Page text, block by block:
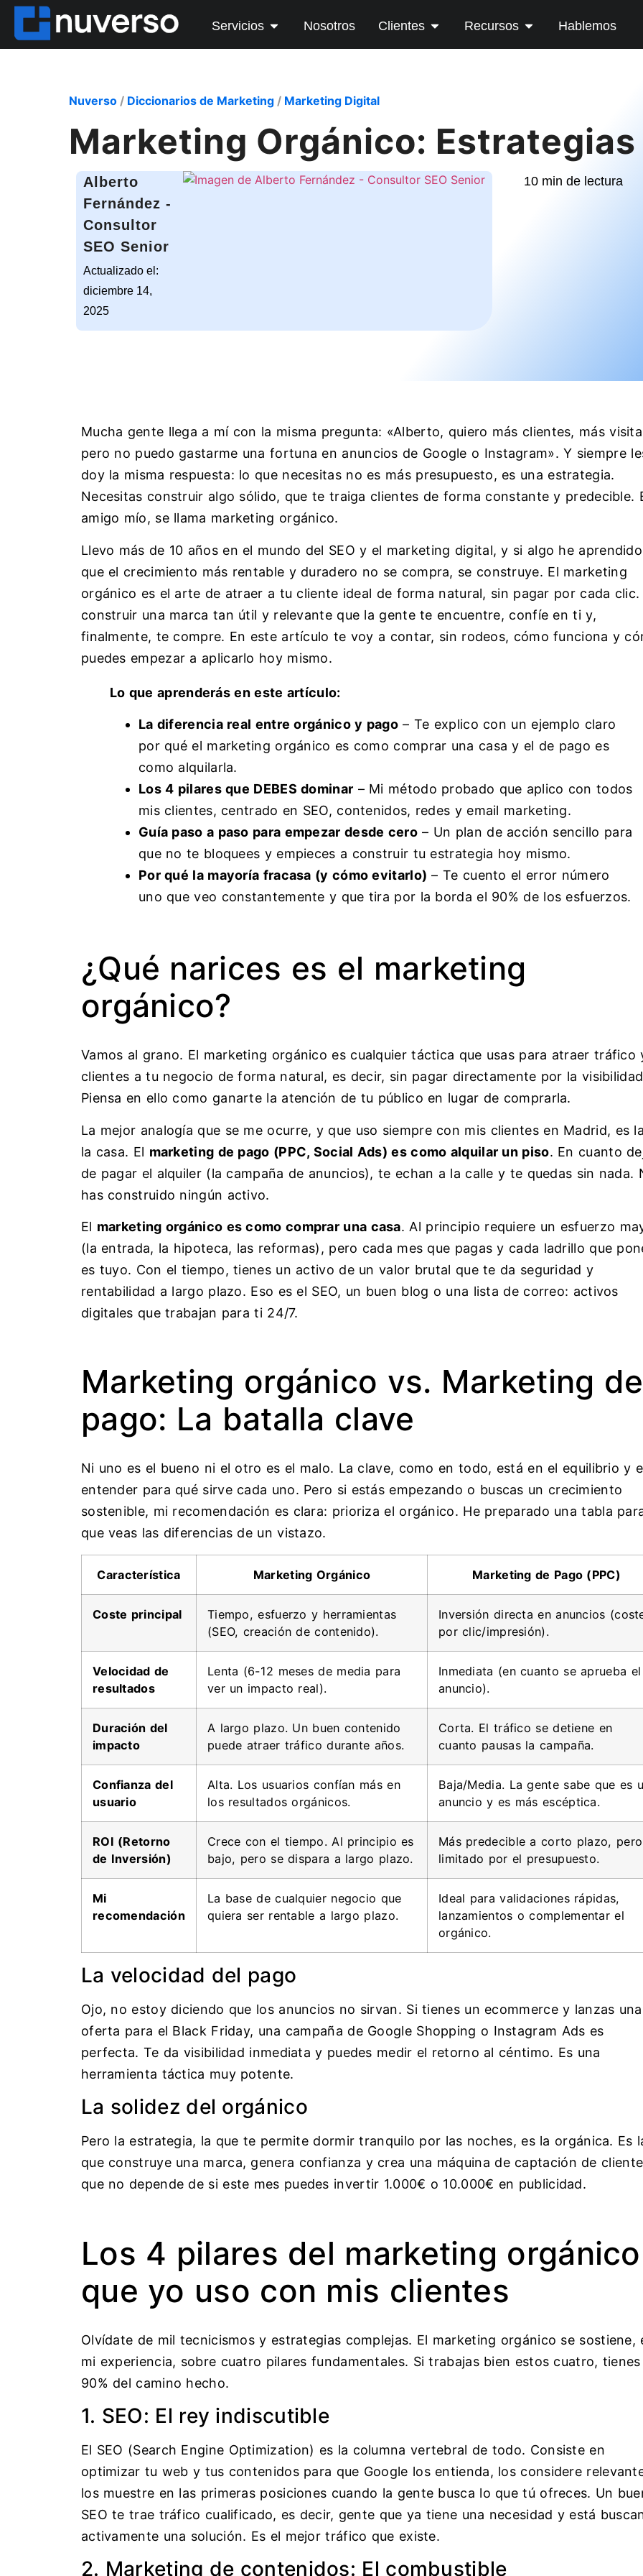
Servicios Nosotros Clientes Recursos Hablemos
Nuverso / Diccionarios de Marketing / Marketing Digital
Marketing Orgánico: Estrategias
Alberto
Fernández -
Consultor
SEO Senior
Actualizado el:
diciembre 14,
2025
10 min de lectura
Mucha gente llega a mí con la misma pregunta: «Alberto, quiero más clientes, más
pero no puedo gastarme una fortuna en anuncios de Google o Instagram». Y siempre
doy la misma respuesta: lo que necesitas no es más presupuesto, es una estrategia.
Necesitas construir algo sólido, que te traiga clientes de forma constante y predecible.
amigo mío, se llama marketing orgánico.
Llevo más de 10 años en el mundo del SEO y el marketing digital, y si algo he
que el crecimiento más rentable y duradero no se compra, se construye. El marketing
orgánico es el arte de atraer a tu cliente ideal de forma natural, sin pagar por cada clic.
construir una marca tan útil y relevante que la gente te encuentre, confíe en ti y,
finalmente, te compre. En este artículo te voy a contar, sin rodeos, cómo funciona y
puedes empezar a aplicarlo hoy mismo.
Lo que aprenderás en este artículo:
La diferencia real entre orgánico y pago– Te explico con un ejemplo claro
por qué el marketing orgánico es como comprar una casa y el de pago es
como alquilarla.
Los 4 pilares que DEBES dominar – Mi método probado que aplico con todos
mis clientes, centrado en SEO, contenidos, redes y email marketing.
Guía paso a paso para empezar desde cero– Un plan de acción sencillo para
que no te bloquees y empieces a construir tu estrategia hoy mismo.
Por qué la mayoría fracasa (y cómo evitarlo) – Te cuento el error número
uno que veo constantemente y que tira por la borda el 90% de los esfuerzos.
¿Qué narices es el marketing
orgánico?
Vamos al grano. El marketing orgánico es cualquier táctica que usas para atraer tráfico
clientes a tu negocio de forma natural, es decir, sin pagar directamente por la
Piensa en ello como ganarte la atención de tu público en lugar de comprarla.
La mejor analogía que se me ocurre, y que uso siempre con mis clientes en Madrid, es
la casa. El marketing de pago (PPC, Social Ads) es como alquilar un piso. En cuanto
de pagar el alquiler (la campaña de anuncios), te echan a la calle y te quedas sin nada.
has construido ningún activo.
El marketing orgánico es como comprar una casa. Al principio requiere un esfuerzo
(la entrada, la hipoteca, las reformas), pero cada mes que pagas y cada ladrillo que
es tuyo. Con el tiempo, tienes un activo de un valor brutal que te da seguridad y
rentabilidad a largo plazo. Eso es el SEO, un buen blog o una lista de correo: activos
digitales que trabajan para ti 24/7.
Marketing orgánico vs. Marketing de
pago: La batalla clave
Ni uno es el bueno ni el otro es el malo. La clave, como en todo, está en el equilibrio y
entender para qué sirve cada uno. Pero si estás empezando o buscas un crecimiento
sostenible, mi recomendación es clara: prioriza el orgánico. He preparado una tabla
que veas las diferencias de un vistazo.
Característica Marketing Orgánico Marketing de Pago (PPC)
Coste principal
Tiempo, esfuerzo y herramientas
(SEO, creación de contenido).
Inversión directa en anuncios
por clic/impresión).
Velocidad de
resultados
Lenta (6-12 meses de media para
ver un impacto real).
Inmediata (en cuanto se aprueba el
anuncio).
Duración del
impacto
A largo plazo. Un buen contenido
puede atraer tráfico durante años.
Corta. El tráfico se detiene en
cuanto pausas la campaña.
Confianza del
usuario
Alta. Los usuarios confían más en
los resultados orgánicos.
Baja/Media. La gente sabe que es
anuncio y es más escéptica.
ROI (Retorno
de Inversión)
Crece con el tiempo. Al principio es
bajo, pero se dispara a largo plazo.
Más predecible a corto plazo, pero
limitado por el presupuesto.
Mi
recomendación
La base de cualquier negocio que
quiera ser rentable a largo plazo.
Ideal para validaciones rápidas,
lanzamientos o complementar el
orgánico.
La velocidad del pago
Ojo, no estoy diciendo que los anuncios no sirvan. Si tienes un ecommerce y lanzas una
oferta para el Black Friday, una campaña de Google Shopping o Instagram Ads es
perfecta. Te da visibilidad inmediata y puedes medir el retorno al céntimo. Es una
herramienta táctica muy potente.
La solidez del orgánico
Pero la estrategia, la que te permite dormir tranquilo por las noches, es la orgánica. Es
que construye una marca, genera confianza y crea una máquina de captación de
que no depende de si este mes puedes invertir 1.000€ o 10.000€ en publicidad.
Los 4 pilares del marketing orgánico
que yo uso con mis clientes
Olvídate de mil tecnicismos y estrategias complejas. El marketing orgánico se sostiene,
mi experiencia, sobre cuatro pilares fundamentales. Si trabajas bien estos cuatro,
90% del camino hecho.
1. SEO: El rey indiscutible
El SEO (Search Engine Optimization) es la columna vertebral de todo. Consiste en
optimizar tu web y tus contenidos para que Google los entienda, los considere
los muestre en las primeras posiciones cuando la gente busca lo que tú ofreces. Un
SEO te trae tráfico cualificado, es decir, gente que ya tiene una necesidad y está
activamente una solución. Es el mejor tráfico que existe.
2. Marketing de contenidos: El combustible